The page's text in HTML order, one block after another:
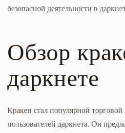
безопасной деятельности в
Обзор
даркнете
Кракен стал популярной
пользователей даркнета. Он